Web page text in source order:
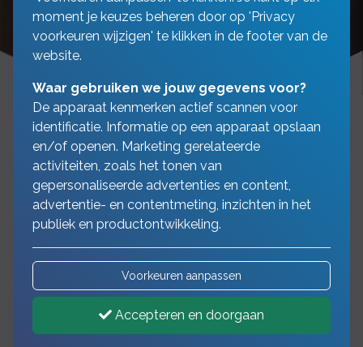
Naast bovenstaande financieringsvormen
kunnen wij u ook helpen met:
financiering vastgoed
voorraadfinanciering
inkoopfinanciering
werkkapitaal financiering
moment je keuzes beheren door op 'Privacy
voorkeuren wijzigen' te klikken in de footer van de
website.
Waar gebruiken we jouw gegevens voor?
De apparaat kenmerken actief scannen voor
identificatie. Informatie op een apparaat opslaan
en/of openen. Marketing gerelateerde
activiteiten, zoals het tonen van
gepersonaliseerde advertenties en content,
advertentie- en contentmeting, inzichten in het
publiek en productontwikkeling.
Voorkeuren aanpassen
Accepteren en doorgaan